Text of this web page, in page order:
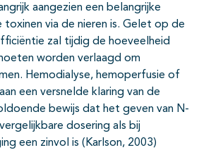
aangezien een belangrijke
toxinen via de nieren is. Gelet op de
zal tijdig de hoeveelheid
worden verlaagd om
Hemodialyse, hemoperfusie of
een versnelde klaring van de
bewijs dat het geven van N-
dosering als bij
een zinvol is (Karlson, 2003)